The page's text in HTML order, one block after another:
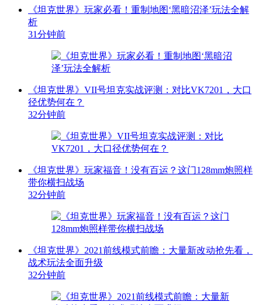
《坦克世界》玩家必看！重制地图‘黑暗沼泽’玩法全解
析
31分钟前
《坦克世界》VII号坦克实战评测：对比VK7201，大口
径优势何在？
32分钟前
《坦克世界》玩家福音！没有百运？这门128mm炮照样
带你横扫战场
32分钟前
《坦克世界》2021前线模式前瞻：大量新改动抢先看，
战术玩法全面升级
32分钟前